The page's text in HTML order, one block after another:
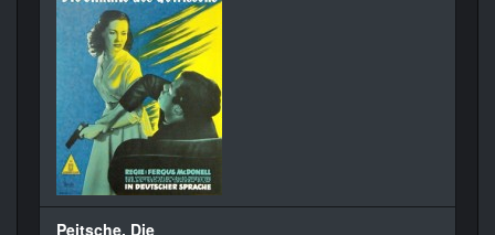
Peitsche, Die